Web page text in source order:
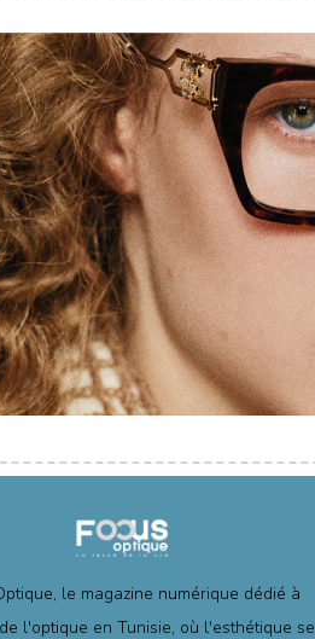
le magazine numérique dédié à
l'optique en Tunisie, où l'esthétique se